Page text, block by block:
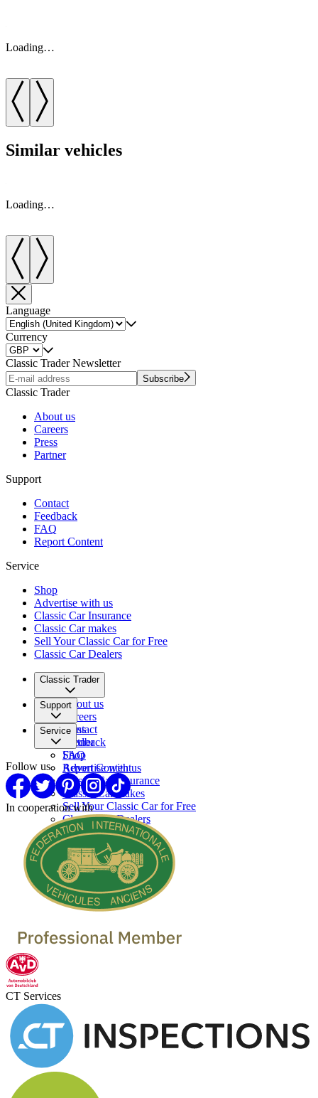
Loading…
Similar vehicles
Loading…
Language
Currency
Classic Trader Newsletter
Subscribe
Classic Trader
About us
Careers
Press
Partner
Support
Contact
Feedback
FAQ
Report Content
Service
Shop
Advertise with us
Classic Car Insurance
Classic Car makes
Sell Your Classic Car for Free
Classic Car Dealers
Classic Trader
About us
Careers
Press
Partner
Support
Contact
Feedback
FAQ
Report Content
Service
Shop
Advertise with us
Classic Car Insurance
Classic Car makes
Sell Your Classic Car for Free
Classic Car Dealers
Follow us
In cooperation with
CT Services